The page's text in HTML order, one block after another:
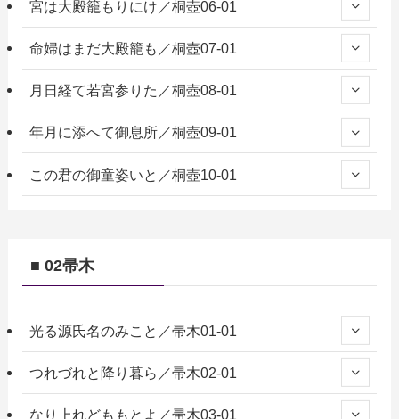
宮は大殿籠もりにけ／桐壺06-01
命婦はまだ大殿籠も／桐壺07-01
月日経て若宮参りた／桐壺08-01
年月に添へて御息所／桐壺09-01
この君の御童姿いと／桐壺10-01
■ 02帚木
光る源氏名のみこと／帚木01-01
つれづれと降り暮ら／帚木02-01
なり上れどももとよ／帚木03-01